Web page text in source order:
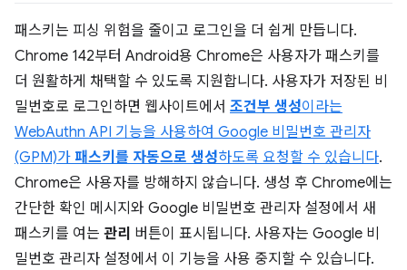
패스키는 피싱 위험을 줄이고 로그인을 더 쉽게 만듭니다.
Chrome 142부터 Android용 Chrome은 사용자가 패스키를
더 원활하게 채택할 수 있도록 지원합니다. 사용자가 저장된 비
밀번호로 로그인하면 웹사이트에서 조건부 생성이라는
WebAuthn API 기능을 사용하여 Google 비밀번호 관리자
(GPM)가 패스키를 자동으로 생성하도록 요청할 수 있습니다.
Chrome은 사용자를 방해하지 않습니다. 생성 후 Chrome에는
간단한 확인 메시지와 Google 비밀번호 관리자 설정에서 새
패스키를 여는 관리 버튼이 표시됩니다. 사용자는 Google 비
밀번호 관리자 설정에서 이 기능을 사용 중지할 수 있습니다.